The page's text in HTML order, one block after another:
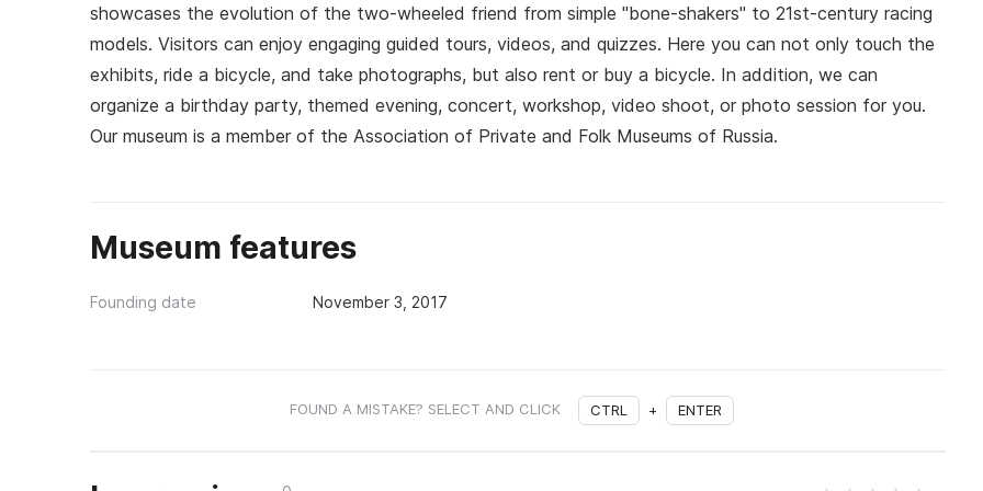
showcases the evolution of the two-wheeled friend from simple "bone-shakers" to 21st-century racing
models. Visitors can enjoy engaging guided tours, videos, and quizzes. Here you can not only touch the
exhibits, ride a bicycle, and take photographs, but also rent or buy a bicycle. In addition, we can
organize a birthday party, themed evening, concert, workshop, video shoot, or photo session for you.
Our museum is a member of the Association of Private and Folk Museums of Russia.
Museum features
Founding date November 3, 2017
FOUND A MISTAKE? SELECT AND CLICK CTRL + ENTER